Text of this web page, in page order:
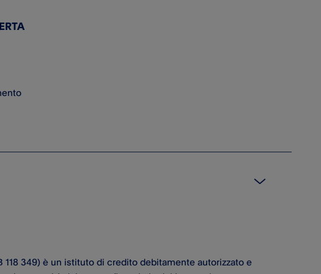
118 349) è un istituto di credito debitamente autorizzato e